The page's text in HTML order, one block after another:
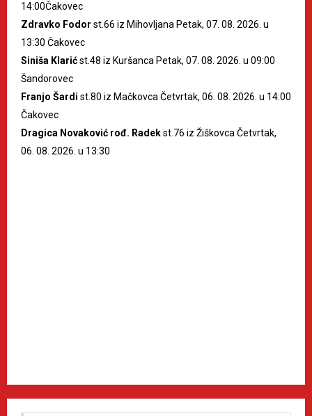
14:00Čakovec
Zdravko Fodor st.66 iz Mihovljana Petak, 07. 08. 2026. u
13:30 Čakovec
Siniša Klarićst.48 iz Kuršanca Petak, 07. 08. 2026. u 09:00
Šandorovec
Franjo Šardi st.80 iz Mačkovca Četvrtak, 06. 08. 2026. u 14:00
Čakovec
Dragica Novaković rođ. Radekst.76 iz Žiškovca Četvrtak,
06. 08. 2026. u 13:30